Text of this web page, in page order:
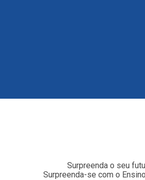
Surpreenda o seu
Surpreenda-se com o